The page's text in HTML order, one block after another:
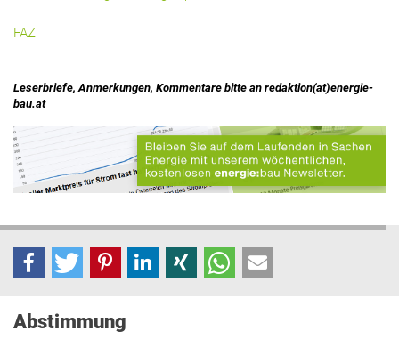
FAZ
Leserbriefe, Anmerkungen, Kommentare bitte an redaktion(at)energie-
bau.at
Abstimmung